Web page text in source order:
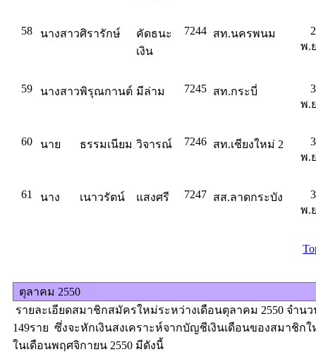
58 นางสาวศิรารักษ์
คัดธนะ
เงิน
7244 สท.นครพนม
พ.
59 นางสาวพิรุณกานต์ มีล่าม 7245 สท.กระบี่
พ.
60 นาย ธรรมเนียม วิจารณ์ 7246 สท.เชียงใหม่ 2
พ.
61 นาง เนาวรัตน์ แสงศรี 7247 สส.ลาดกระบัง
พ.
ตุลาคม 2550
รายละเอียดสมาชิกสมัครใหม่ระหว่างเดือนตุลาคม 2550 จำน
149ราย ซึ่งจะหักเงินสงเคราะห์จากบัญชีเงินเดือนของสมาชิก
ในเดือนพฤศจิกายน 2550 มีดังนี้